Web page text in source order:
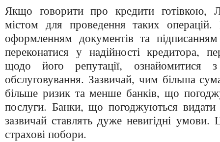
Якщо говорити про кредити готівкою,
містом для проведення таких
оформленням документів та
переконатися у надійності кредитора,
щодо його репутації, ознайомитися
обслуговування. Зазвичай, чим більша
більше ризик та менше банків, що
послуги. Банки, що погоджуються
зазвичай ставлять дуже невигідні умови.
страхові побори.